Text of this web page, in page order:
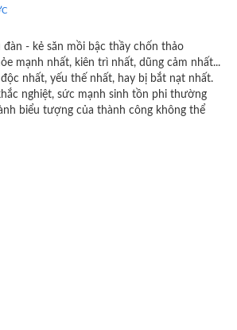
đàn - kẻ săn mồi bậc thầy chốn thảo
mạnh nhất, kiên trì nhất, dũng cảm nhất...
nhất, yếu thế nhất, hay bị bắt nạt nhất.
nghiệt, sức mạnh sinh tồn phi thường
biểu tượng của thành công không thể